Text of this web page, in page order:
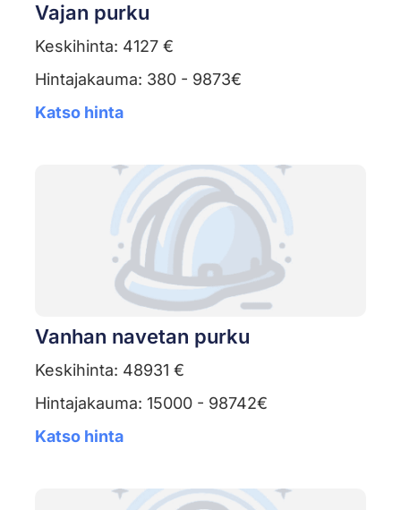
Vajan purku
Keskihinta: 4127 €
Hintajakauma: 380 - 9873€
Katso hinta
Vanhan navetan purku
Keskihinta: 48931 €
Hintajakauma: 15000 - 98742€
Katso hinta